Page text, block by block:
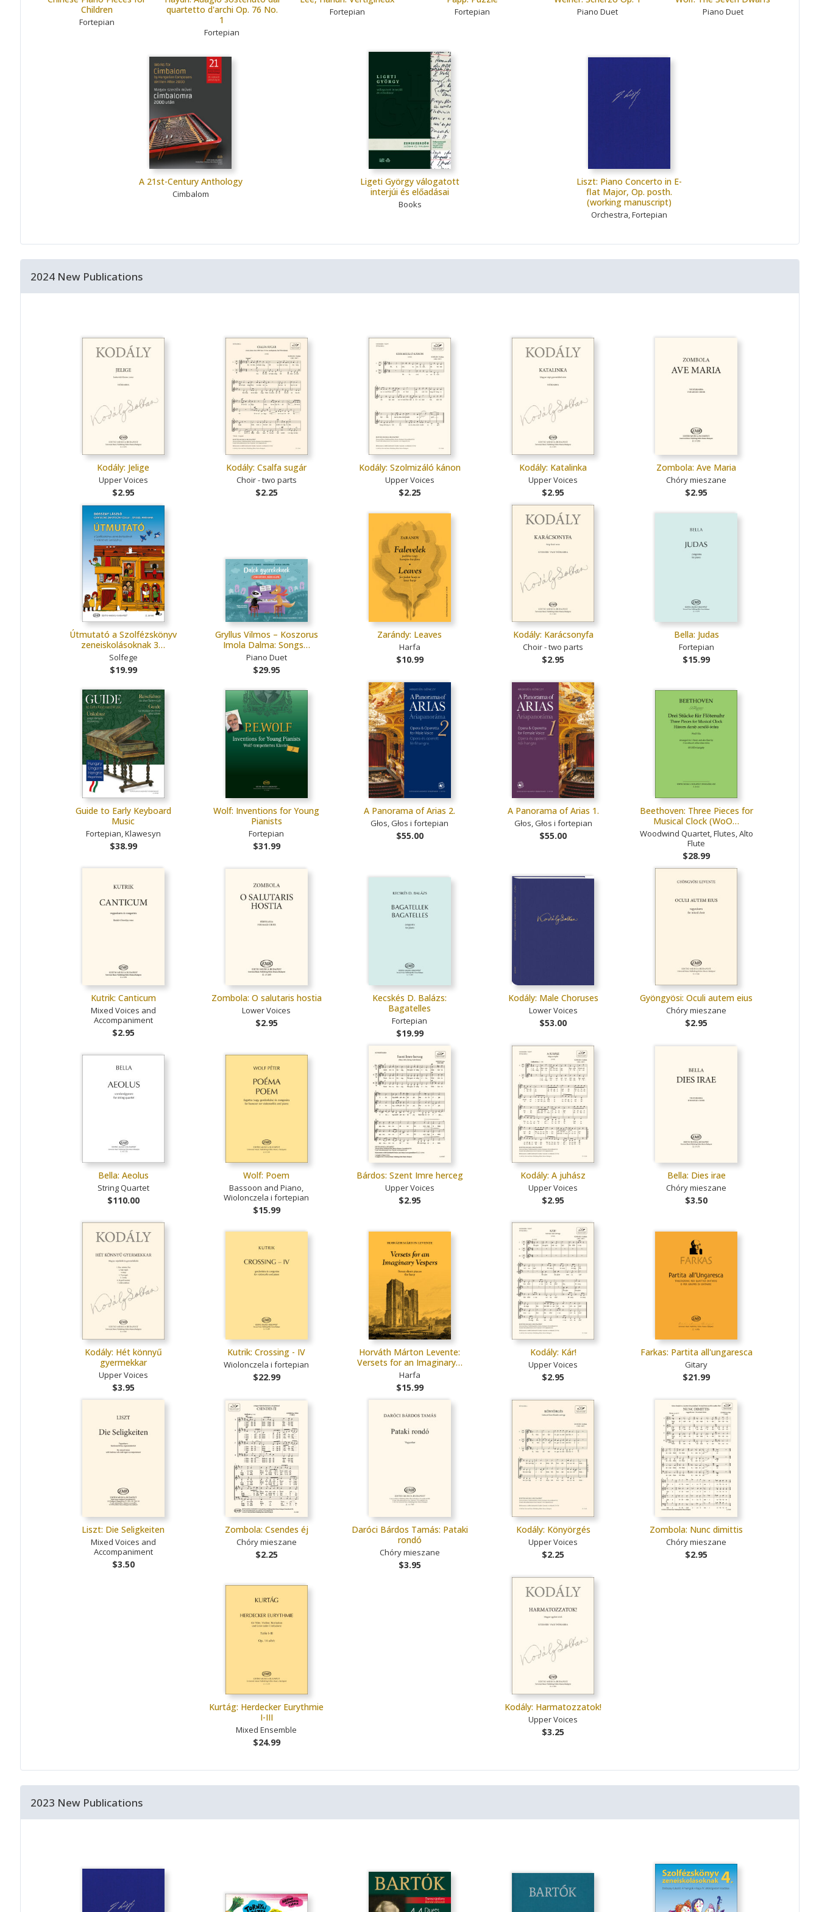
Children
Fortepian
quartetto d'archi Op. 76 No.
1
Fortepian
Fortepian Fortepian Piano Duet Piano Duet
A 21st-Century Anthology
Cimbalom
Ligeti György válogatott
interjúi és előadásai
Books
Liszt: Piano Concerto in E-
flat Major, Op. posth.
(working manuscript)
Orchestra, Fortepian
2024 New Publications
Kodály: Jelige
Upper Voices
$2.95
Kodály: Csalfa sugár
Choir - two parts
$2.25
Kodály: Szolmizáló kánon
Upper Voices
$2.25
Kodály: Katalinka
Upper Voices
$2.95
Zombola: Ave Maria
Chóry mieszane
$2.95
Útmutató a Szolfézskönyv
zeneiskolásoknak 3…
Solfege
$19.99
Gryllus Vilmos – Koszorus
Imola Dalma: Songs…
Piano Duet
$29.95
Zarándy: Leaves
Harfa
$10.99
Kodály: Karácsonyfa
Choir - two parts
$2.95
Bella: Judas
Fortepian
$15.99
Guide to Early Keyboard
Music
Fortepian, Klawesyn
$38.99
Wolf: Inventions for Young
Pianists
Fortepian
$31.99
A Panorama of Arias 2.
Głos, Głos i fortepian
$55.00
A Panorama of Arias 1.
Głos, Głos i fortepian
$55.00
Beethoven: Three Pieces for
Musical Clock (WoO…
Woodwind Quartet, Flutes, Alto
Flute
$28.99
Kutrik: Canticum
Mixed Voices and
Accompaniment
$2.95
Zombola: O salutaris hostia
Lower Voices
$2.95
Kecskés D. Balázs:
Bagatelles
Fortepian
$19.99
Kodály: Male Choruses
Lower Voices
$53.00
Gyöngyösi: Oculi autem eius
Chóry mieszane
$2.95
Bella: Aeolus
String Quartet
$110.00
Wolf: Poem
Bassoon and Piano,
Wiolonczela i fortepian
$15.99
Bárdos: Szent Imre herceg
Upper Voices
$2.95
Kodály: A juhász
Upper Voices
$2.95
Bella: Dies irae
Chóry mieszane
$3.50
Kodály: Hét könnyű
gyermekkar
Upper Voices
$3.95
Kutrik: Crossing - IV
Wiolonczela i fortepian
$22.99
Horváth Márton Levente:
Versets for an Imaginary…
Harfa
$15.99
Kodály: Kár!
Upper Voices
$2.95
Farkas: Partita all'ungaresca
Gitary
$21.99
Liszt: Die Seligkeiten
Mixed Voices and
Accompaniment
$3.50
Zombola: Csendes éj
Chóry mieszane
$2.25
Daróci Bárdos Tamás: Pataki
rondó
Chóry mieszane
$3.95
Kodály: Könyörgés
Upper Voices
$2.25
Zombola: Nunc dimittis
Chóry mieszane
$2.95
Kurtág: Herdecker Eurythmie
I-III
Mixed Ensemble
$24.99
Kodály: Harmatozzatok!
Upper Voices
$3.25
2023 New Publications